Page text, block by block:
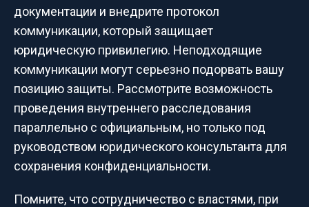
документации и внедрите протокол
коммуникации, который защищает
юридическую привилегию. Неподходящие
коммуникации могут серьезно подорвать вашу
позицию защиты. Рассмотрите возможность
проведения внутреннего расследования
параллельно с официальным, но только под
руководством юридического консультанта для
сохранения конфиденциальности.
Помните, что сотрудничество с властями, при